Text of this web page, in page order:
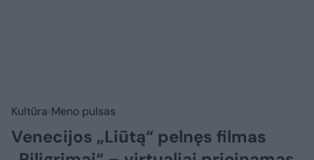
Kultūra Meno pulsas
Venecijos „Liūtą“ pelnęs filmas